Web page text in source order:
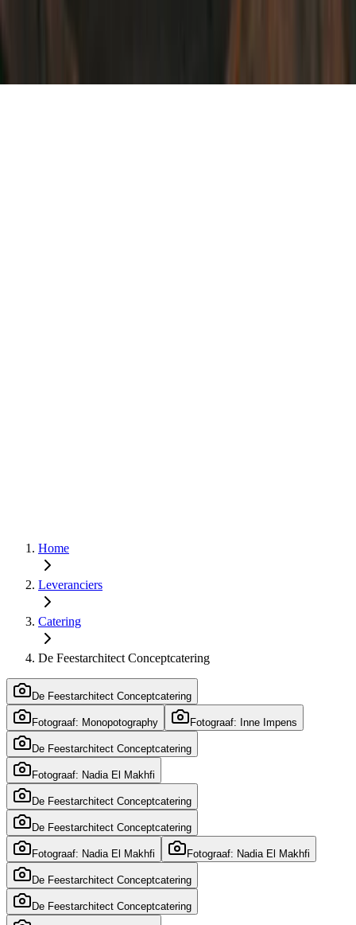
Home
Leveranciers
Catering
De Feestarchitect Conceptcatering
De Feestarchitect Conceptcatering
Fotograaf: Monopotography Fotograaf: Inne Impens
De Feestarchitect Conceptcatering
Fotograaf: Nadia El Makhfi
De Feestarchitect Conceptcatering
De Feestarchitect Conceptcatering
Fotograaf: Nadia El Makhfi Fotograaf: Nadia El Makhfi
De Feestarchitect Conceptcatering
De Feestarchitect Conceptcatering